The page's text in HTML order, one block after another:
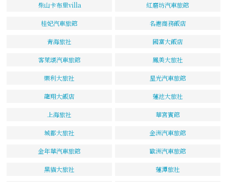
柴山卡布里villa 紅磨坊汽車旅館
桂妃汽車旅館 名港商務飯店
青海旅社 國富大飯店
客萊頌汽車旅館 鳳美大旅社
樂利大旅社 星光汽車旅館
龍翔大飯店 蓮池大旅社
上海旅社 華宮賓館
城都大旅社 金洲汽車旅館
金年華汽車旅館 歐洲汽車旅館
黑貓大旅社 蓮潭旅社